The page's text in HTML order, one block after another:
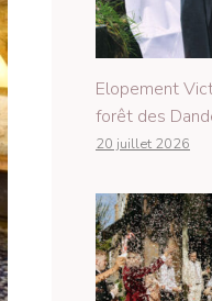
Elopement
forêt des
20 juillet 2026